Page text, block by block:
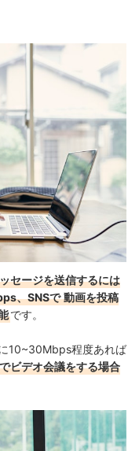
セージを送信するには
、SNSで 動画を投稿
です。
10~30Mbps程度あれば
ビデオ会議をする場合